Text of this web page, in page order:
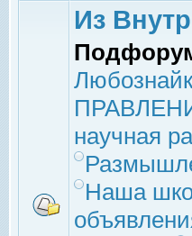
Из
научная
Наша